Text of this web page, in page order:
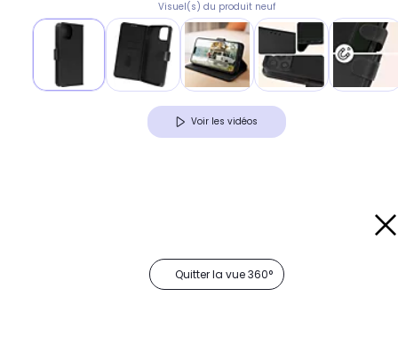
Visuel(s) du produit neuf
Voir les vidéos
Quitter la vue 360°